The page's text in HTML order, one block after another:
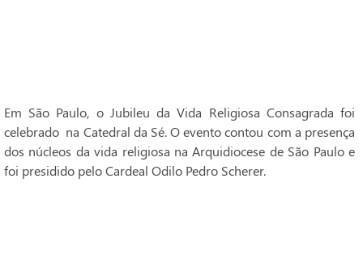
Em São Paulo, o Jubileu da Vida Religiosa Consagrada foi
celebrado na Catedral da Sé. O evento contou com a presença
dos núcleos da vida religiosa na Arquidiocese de São Paulo e
foi presidido pelo Cardeal Odilo Pedro Scherer.